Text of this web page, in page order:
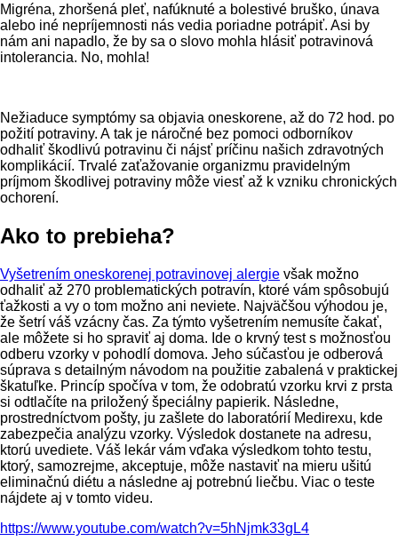
Migréna, zhoršená pleť, nafúknuté a bolestivé bruško, únava
alebo iné nepríjemnosti nás vedia poriadne potrápiť. Asi by
nám ani napadlo, že by sa o slovo mohla hlásiť potravinová
intolerancia. No, mohla!
Nežiaduce symptómy sa objavia oneskorene, až do 72 hod. po
požití potraviny. A tak je náročné bez pomoci odborníkov
odhaliť škodlivú potravinu či nájsť príčinu našich zdravotných
komplikácií. Trvalé zaťažovanie organizmu pravidelným
príjmom škodlivej potraviny môže viesť až k vzniku chronických
ochorení.
Ako to prebieha?
Vyšetrením oneskorenej potravinovej alergie však možno
odhaliť až 270 problematických potravín, ktoré vám spôsobujú
ťažkosti a vy o tom možno ani neviete. Najväčšou výhodou je,
že šetrí váš vzácny čas. Za týmto vyšetrením nemusíte čakať,
ale môžete si ho spraviť aj doma. Ide o krvný test s možnosťou
odberu vzorky v pohodlí domova. Jeho súčasťou je odberová
súprava s detailným návodom na použitie zabalená v praktickej
škatuľke. Princíp spočíva v tom, že odobratú vzorku krvi z prsta
si odtlačíte na priložený špeciálny papierik. Následne,
prostredníctvom pošty, ju zašlete do laboratórií Medirexu, kde
zabezpečia analýzu vzorky. Výsledok dostanete na adresu,
ktorú uvediete. Váš lekár vám vďaka výsledkom tohto testu,
ktorý, samozrejme, akceptuje, môže nastaviť na mieru ušitú
eliminačnú diétu a následne aj potrebnú liečbu. Viac o teste
nájdete aj v tomto videu.
https://www.youtube.com/watch?v=5hNjmk33gL4